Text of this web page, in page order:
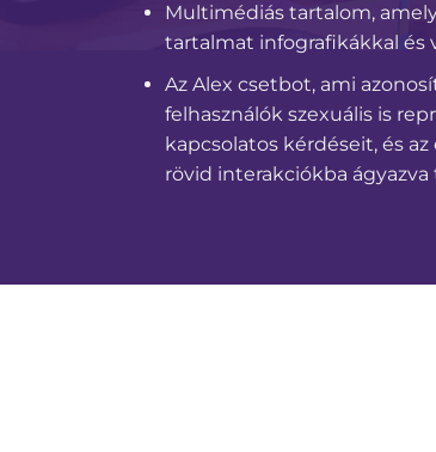
Multimédiás tartalom,
tartalmat infografikákkal és
Az Alex csetbot, ami
felhasználók szexuális is
kapcsolatos kérdéseit, és
rövid interakciókba